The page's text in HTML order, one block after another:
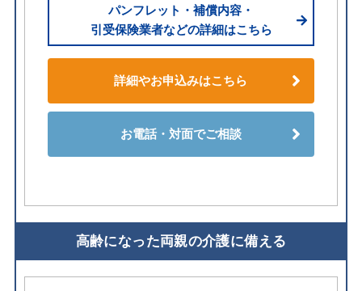
パンフレット・補償内容・
引受保険業者などの詳細はこちら
詳細やお申込みはこちら
お電話・対面でご相談
高齢になった両親の介護に備える